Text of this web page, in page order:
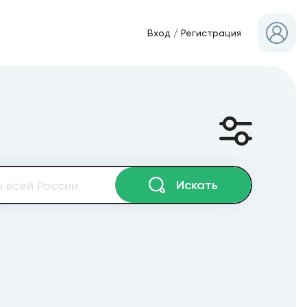
Вход /Регистрация
Искать